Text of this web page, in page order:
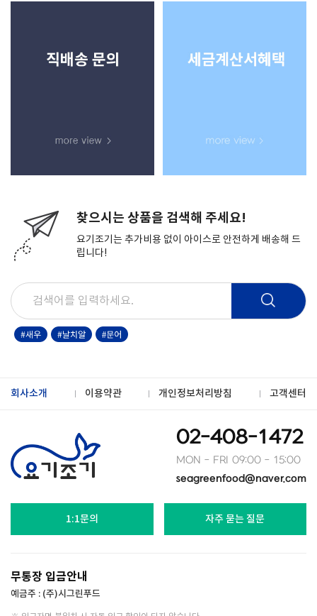
찾으시는 상품을 검색해 주세요!
요기조기는 추가비용 없이 아이스로 안전하게 배송해 드
립니다!
회사소개 이용약관 개인정보처리방침 고객센터
02-408-1472
MON - FRI 09:00 - 15:00
seagreenfood@naver.com
1:1문의 자주 묻는 질문
무통장 입금안내
예금주 : (주)시그린푸드